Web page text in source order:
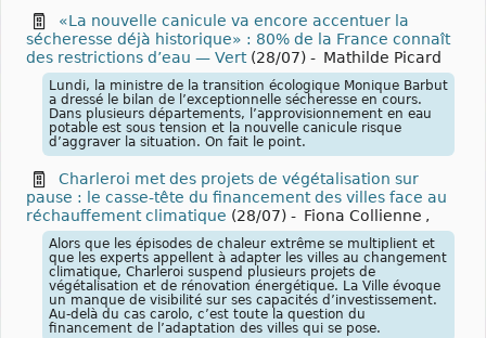
«La nouvelle canicule va encore accentuer la
sécheresse déjà historique» : 80% de la France connaît
des restrictions d’eau — Vert(28/07) - Mathilde Picard
Lundi, la ministre de la transition écologique Monique Barbut
a dressé le bilan de l’exceptionnelle sécheresse en cours.
Dans plusieurs départements, l’approvisionnement en eau
potable est sous tension et la nouvelle canicule risque
d’aggraver la situation. On fait le point.
Charleroi met des projets de végétalisation sur
pause : le casse-tête du financement des villes face au
réchauffement climatique (28/07) - Fiona Collienne ,
Alors que les épisodes de chaleur extrême se multiplient et
que les experts appellent à adapter les villes au changement
climatique, Charleroi suspend plusieurs projets de
végétalisation et de rénovation énergétique. La Ville évoque
un manque de visibilité sur ses capacités d’investissement.
Au-delà du cas carolo, c’est toute la question du
financement de l’adaptation des villes qui se pose.